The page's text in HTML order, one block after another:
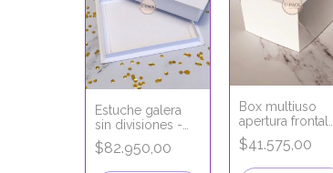
Estuche galera
sin divisiones -
20x25x6 cm
$82.950,00
Box multiuso
apertura frontal
apilable 15x15x12
cm - LÍNEA
PREMIUM
$41.575,00